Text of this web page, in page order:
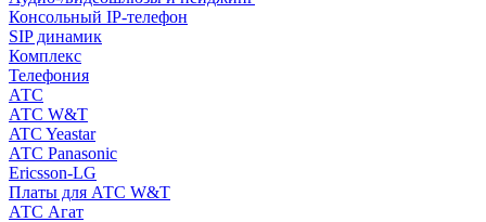
Консольный IP-телефон
SIP динамик
Комплекс
Телефония
АТС
АТС W&T
ATC Yeastar
АТС Panasonic
Ericsson-LG
Платы для АТС W&T
АТС Агат